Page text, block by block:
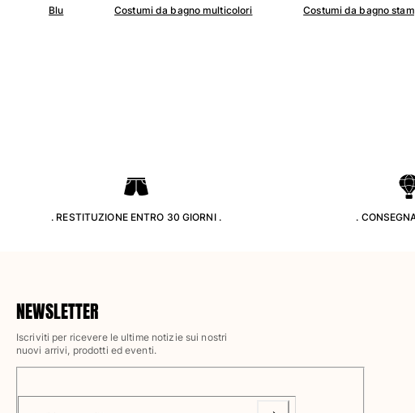
Camicie
Pantalocini mare
Classico stretch
Blu Costumi da bagno multicolori Costumi da bagno
. RESTITUZIONE ENTRO 30 GIORNI . .
NEWSLETTER
Iscriviti per ricevere le ultime notizie sui nostri
nuovi arrivi, prodotti ed eventi.